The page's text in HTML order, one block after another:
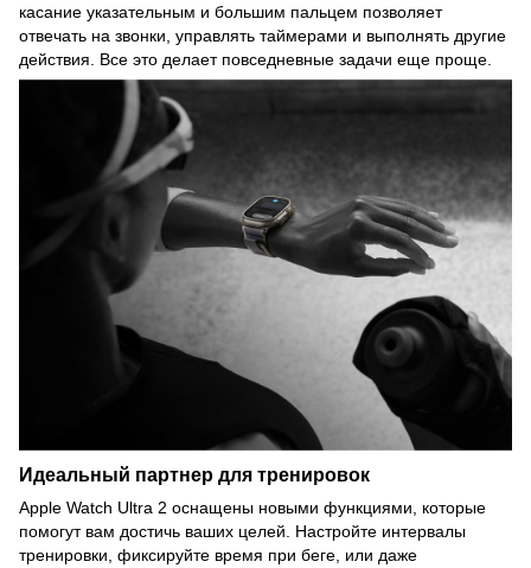
касание указательным и большим пальцем позволяет
отвечать на звонки, управлять таймерами и выполнять другие
действия. Все это делает повседневные задачи еще проще.
Идеальный партнер для тренировок
Apple Watch Ultra 2 оснащены новыми функциями, которые
помогут вам достичь ваших целей. Настройте интервалы
тренировки, фиксируйте время при беге, или даже